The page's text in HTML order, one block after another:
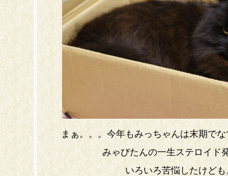
まぁ。。。今年もみっちゃんは末期で
みゃびたんの一生ステロイド
いろいろ苦悩したけど